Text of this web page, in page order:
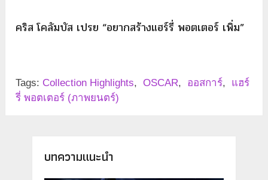
คริส โคลัมบัส เปรย “อยากสร้างแฮร์รี่ พอตเตอร์ เพิ่ม”
Tags: Collection Highlights, OSCAR, ออสการ์,
แฮร์
รี่ พอตเตอร์ (ภาพยนตร์)
บทความแนะนำ